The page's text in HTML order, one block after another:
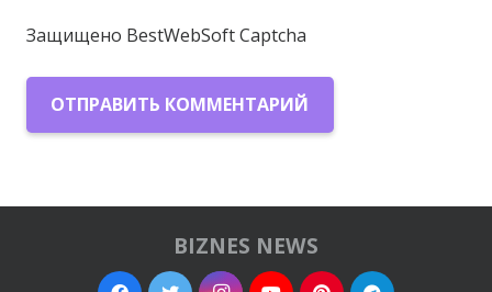
Защищено BestWebSoft Captcha
ОТПРАВИТЬ КОММЕНТАРИЙ
BIZNES NEWS